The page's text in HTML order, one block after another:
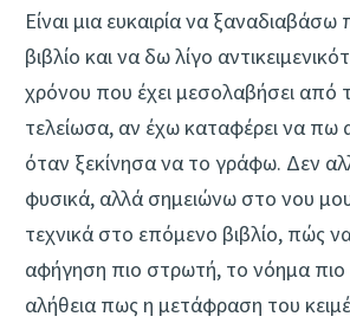
Είναι μια ευκαιρία να
βιβλίο και να δω λίγο
χρόνου που έχει μεσολαβήσει από
τελείωσα, αν έχω καταφέρει να πω
όταν ξεκίνησα να το γράφω. Δεν
φυσικά, αλλά σημειώνω στο νου
τεχνικά στο επόμενο βιβλίο, πώς
αφήγηση πιο στρωτή, το νόημα πιο
αλήθεια πως η μετάφραση του